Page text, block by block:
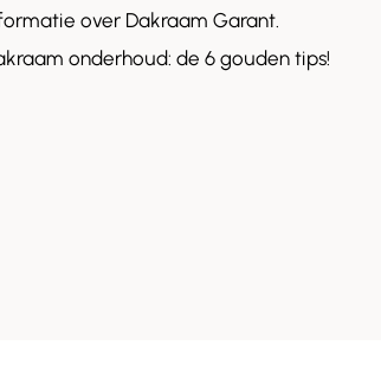
over Dakraam Garant.
onderhoud: de 6 gouden tips!